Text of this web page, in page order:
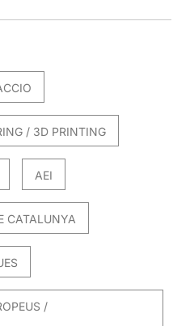
/ 3D PRINTING
AEI
CATALUNYA
/